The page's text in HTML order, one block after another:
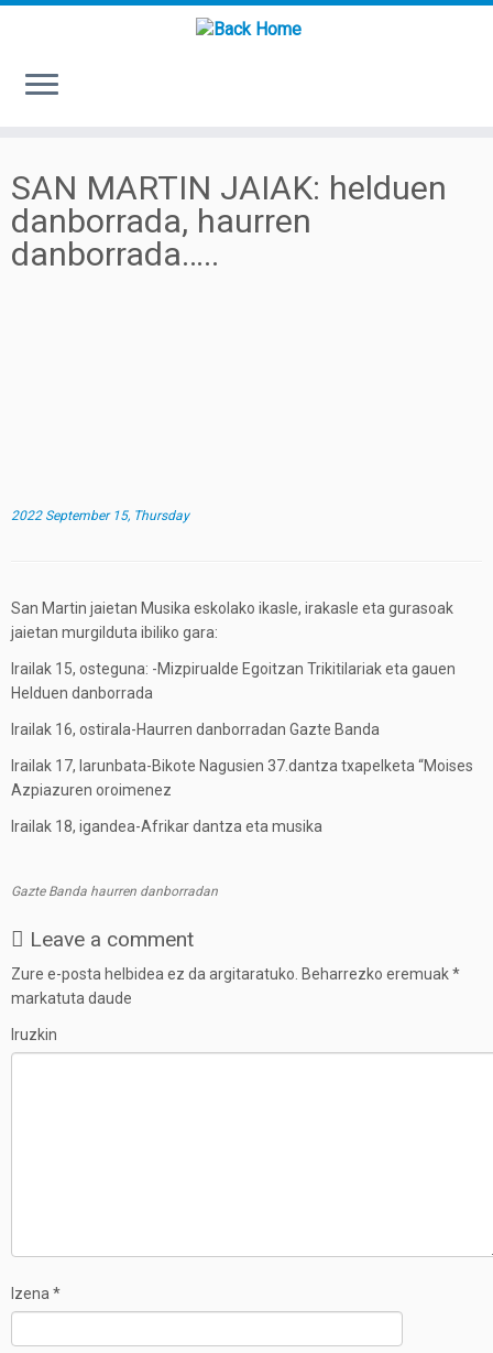
content
SAN MARTIN JAIAK: helduen
danborrada, haurren
danborrada…..
2022 September 15, Thursday
San Martin jaietan Musika eskolako ikasle, irakasle eta gurasoak
jaietan murgilduta ibiliko gara:
Irailak 15, osteguna: -Mizpirualde Egoitzan Trikitilariak eta gauen
Helduen danborrada
Irailak 16, ostirala-Haurren danborradan Gazte Banda
Irailak 17, larunbata-Bikote Nagusien 37.dantza txapelketa “Moises
Azpiazuren oroimenez
Irailak 18, igandea-Afrikar dantza eta musika
Gazte Banda haurren danborradan
Leave a comment
Zure e-posta helbidea ez da argitaratuko. Beharrezko eremuak*
markatuta daude
Iruzkin
Izena *